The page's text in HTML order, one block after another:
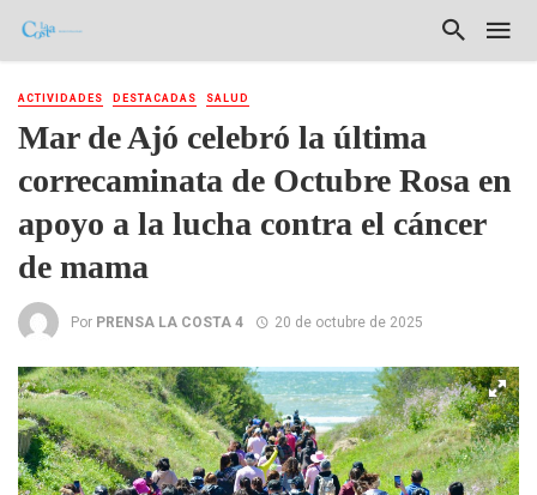
ACTIVIDADES DESTACADAS SALUD
Mar de Ajó celebró la última
correcaminata de Octubre Rosa en
apoyo a la lucha contra el cáncer
de mama
Por PRENSA LA COSTA 4 20 de octubre de 2025